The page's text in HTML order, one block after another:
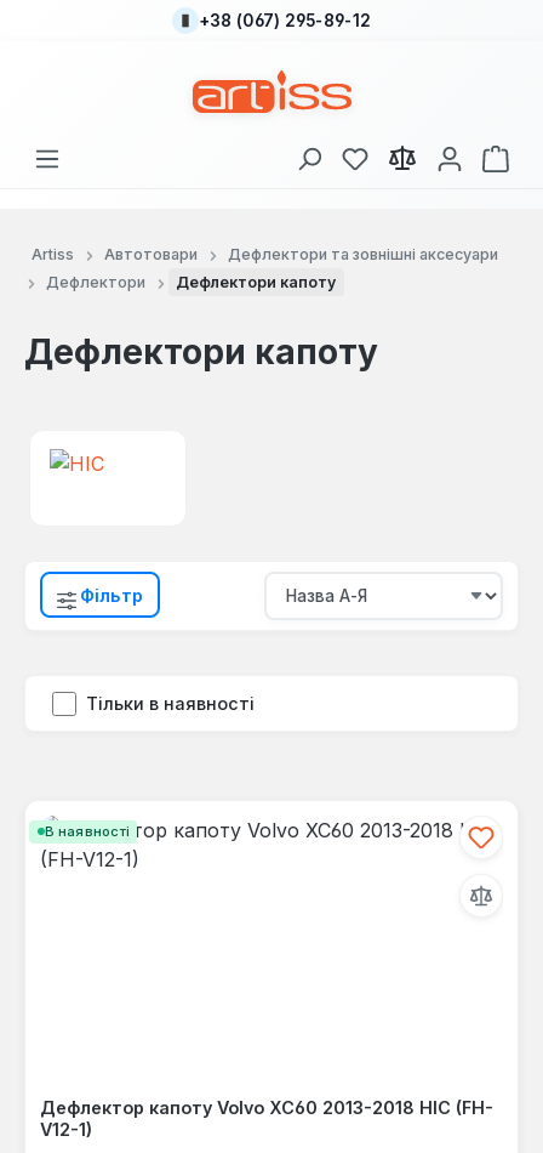
Перейти до основного вмісту
+38 (067) 295-89-12
У вас є 0 у списку
Artiss Автотовари
Дефлектори та зовнішні аксесуари
Дефлектори
Дефлектори капоту
Дефлектори капоту
Фільтр
Тільки в наявності
В наявності
Дефлектор капоту Volvo XC60 2013-2018 HIC (FH-
V12-1)